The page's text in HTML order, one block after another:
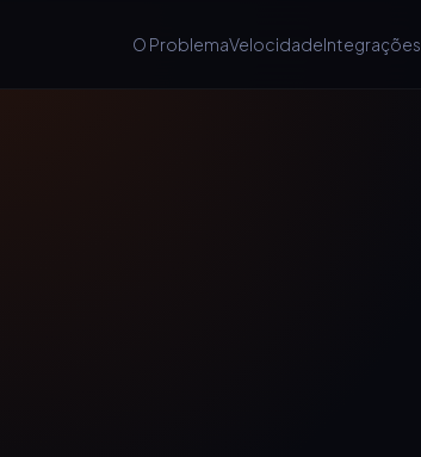
O ProblemaVelocidadeIntegrações